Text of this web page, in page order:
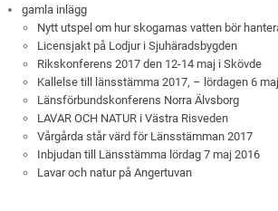
gamla inlägg
Nytt utspel om hur skogarnas vatten bör
Licensjakt på Lodjur i Sjuhäradsbygden
Rikskonferens 2017 den 12-14 maj i Skövde
Kallelse till länsstämma 2017, – lördagen 6
Länsförbundskonferens Norra Älvsborg
LAVAR OCH NATUR i Västra Risveden
Vårgårda står värd för Länsstämman 2017
Inbjudan till Länsstämma lördag 7 maj 2016
Lavar och natur på Angertuvan